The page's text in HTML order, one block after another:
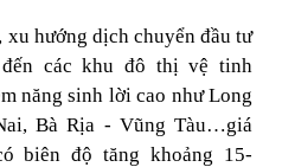
hướng dịch chuyển đầu tư
các khu đô thị vệ tinh
năng sinh lời cao như Long
Bà Rịa - Vũng Tàu…giá
biên độ tăng khoảng 15-